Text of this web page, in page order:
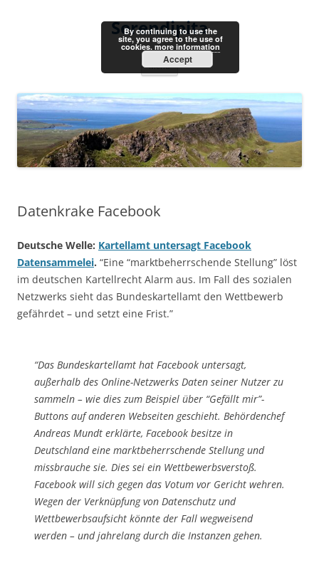
Serendipita
Menu
Datenkrake Facebook
Deutsche Welle: Kartellamt untersagt Facebook
Datensammelei. “Eine “marktbeherrschende Stellung” löst
im deutschen Kartellrecht Alarm aus. Im Fall des sozialen
Netzwerks sieht das Bundeskartellamt den Wettbewerb
gefährdet – und setzt eine Frist.”
“Das Bundeskartellamt hat Facebook untersagt,
außerhalb des Online-Netzwerks Daten seiner Nutzer zu
sammeln – wie dies zum Beispiel über “Gefällt mir”-
Buttons auf anderen Webseiten geschieht. Behördenchef
Andreas Mundt erklärte, Facebook besitze in
Deutschland eine marktbeherrschende Stellung und
missbrauche sie. Dies sei ein Wettbewerbsverstoß.
Facebook will sich gegen das Votum vor Gericht wehren.
Wegen der Verknüpfung von Datenschutz und
Wettbewerbsaufsicht könnte der Fall wegweisend
werden – und jahrelang durch die Instanzen gehen.
By continuing to use the
site, you agree to the use of
cookies. more information
Accept